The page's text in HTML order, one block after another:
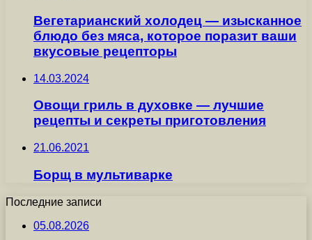
Вегетарианский холодец — изысканное
блюдо без мяса, которое поразит ваши
вкусовые рецепторы
14.03.2024
Овощи гриль в духовке — лучшие
рецепты и секреты приготовления
21.06.2021
Борщ в мультиварке
Последние записи
05.08.2026